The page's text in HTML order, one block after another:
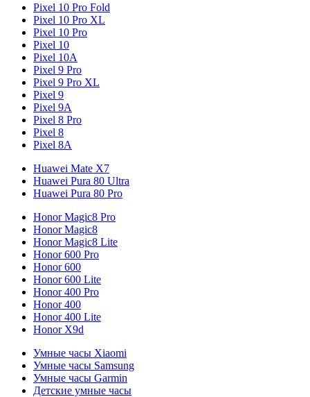
Pixel 10 Pro Fold
Pixel 10 Pro XL
Pixel 10 Pro
Pixel 10
Pixel 10A
Pixel 9 Pro
Pixel 9 Pro XL
Pixel 9
Pixel 9A
Pixel 8 Pro
Pixel 8
Pixel 8A
Huawei Mate X7
Huawei Pura 80 Ultra
Huawei Pura 80 Pro
Honor Magic8 Pro
Honor Magic8
Honor Magic8 Lite
Honor 600 Pro
Honor 600
Honor 600 Lite
Honor 400 Pro
Honor 400
Honor 400 Lite
Honor X9d
Умные часы Xiaomi
Умные часы Samsung
Умные часы Garmin
Детские умные часы